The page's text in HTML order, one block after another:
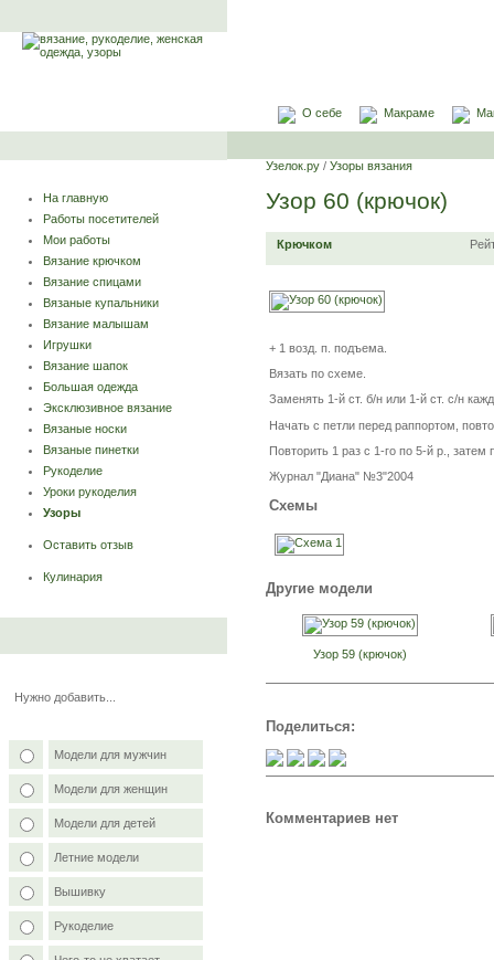
О себе Макраме
На главную
Работы посетителей
Мои работы
Вязание крючком
Вязание спицами
Вязаные купальники
Вязание малышам
Игрушки
Вязание шапок
Большая одежда
Эксклюзивное вязание
Вязаные носки
Вязаные пинетки
Рукоделие
Уроки рукоделия
Узоры
Оставить отзыв
Кулинария
Нужно добавить...
Модели для мужчин
Модели для женщин
Модели для детей
Летние модели
Вышивку
Рукоделие
Узелок.ру / Узоры вязания
Узор 60 (крючок)
Крючком
+ 1 возд. п. подъема.
Вязать по схеме.
Заменять 1-й ст. б/н или 1-й ст. с/н
Начать с петли перед раппортом,
Повторить 1 раз с 1-го по 5-й р., затем
Журнал "Диана" №3"2004
Схемы
Другие модели
Узор 59 (крючок)
Поделиться:
Комментариев нет